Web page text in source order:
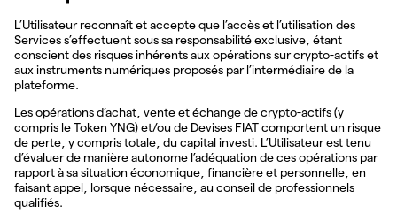
L’Utilisateur reconnaît et accepte que l’accès et l’utilisation des
Services s’effectuent sous sa responsabilité exclusive, étant
conscient des risques inhérents aux opérations sur crypto-actifs et
aux instruments numériques proposés par l’intermédiaire de la
plateforme.
Les opérations d’achat, vente et échange de crypto-actifs (y
compris le Token YNG) et/ou de Devises FIAT comportent un risque
de perte, y compris totale, du capital investi. L’Utilisateur est tenu
d’évaluer de manière autonome l’adéquation de ces opérations par
rapport à sa situation économique, financière et personnelle, en
faisant appel, lorsque nécessaire, au conseil de professionnels
qualifiés.